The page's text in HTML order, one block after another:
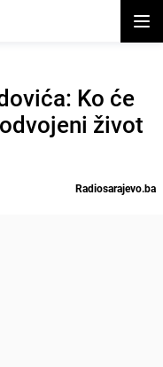
Ko će
život
Radiosarajevo.ba